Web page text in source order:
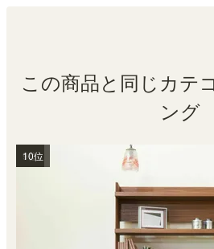
この商品と同じカテ
ング
1位
2位
3位
4位
5位
6位
7位
8位
9位
10位